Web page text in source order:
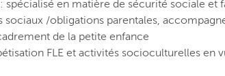
spécialisé en matière de sécurité sociale
sociaux /obligations parentales,
de la petite enfance
FLE et activités socioculturelles en